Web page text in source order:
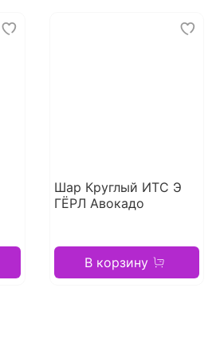
Шар Круглый ИТС Э
ГЁРЛ Авокадо
В корзину